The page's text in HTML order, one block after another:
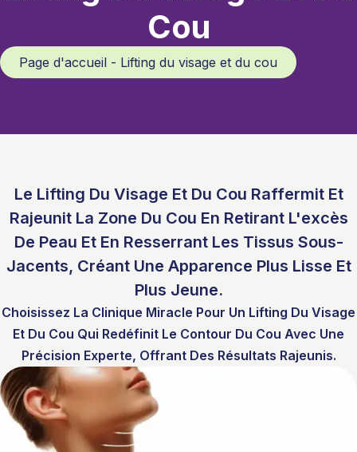
Cou
Page d'accueil - Lifting du visage et du cou
Le Lifting Du Visage Et Du Cou Raffermit Et
Rajeunit La Zone Du Cou En Retirant L'excès
De Peau Et En Resserrant Les Tissus Sous-
Jacents, Créant Une Apparence Plus Lisse Et
Plus Jeune.
Choisissez La Clinique Miracle Pour Un Lifting Du Visage
Et Du Cou Qui Redéfinit Le Contour Du Cou Avec Une
Précision Experte, Offrant Des Résultats Rajeunis.